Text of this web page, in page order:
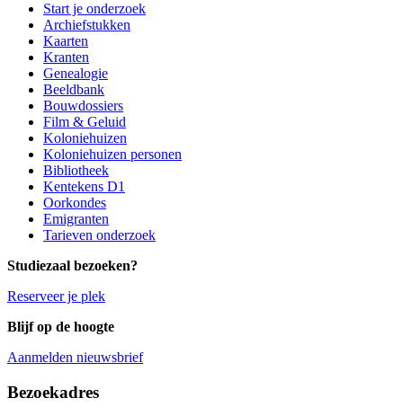
Start je onderzoek
Archiefstukken
Kaarten
Kranten
Genealogie
Beeldbank
Bouwdossiers
Film & Geluid
Koloniehuizen
Koloniehuizen personen
Bibliotheek
Kentekens D1
Oorkondes
Emigranten
Tarieven onderzoek
Studiezaal bezoeken?
Reserveer je plek
Blijf op de hoogte
Aanmelden nieuwsbrief
Algemene informatie
Bezoekadres